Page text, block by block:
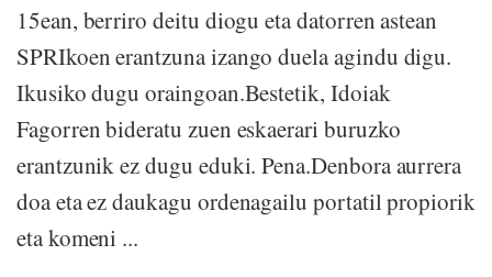
15ean, berriro deitu diogu eta datorren astean
SPRIkoen erantzuna izango duela agindu digu.
Ikusiko dugu oraingoan.Bestetik, Idoiak
Fagorren bideratu zuen eskaerari buruzko
erantzunik ez dugu eduki. Pena.Denbora aurrera
doa eta ez daukagu ordenagailu portatil propiorik
eta komeni ...